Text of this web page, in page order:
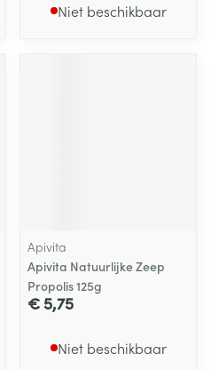
Niet beschikbaar
Apivita
Apivita Natuurlijke Zeep
Propolis 125g
€ 5,75
Niet beschikbaar